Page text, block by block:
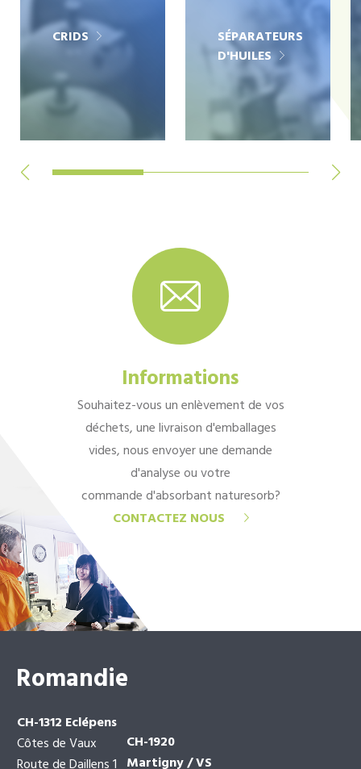
CRIDS
SÉPARATEURS
D'HUILES
Informations
Souhaitez-vous un enlèvement de vos
déchets, une livraison d'emballages
vides, nous envoyer une demande
d'analyse ou votre
commande d'absorbant naturesorb?
CONTACTEZ NOUS
Romandie
CH-1312 Eclépens
Côtes de Vaux
CH-1920
Martigny / VS